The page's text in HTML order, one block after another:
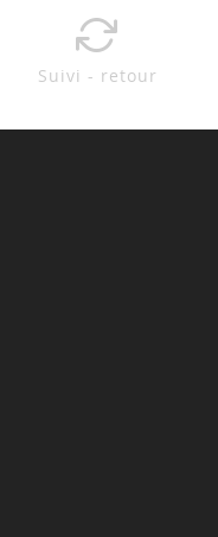
Suivi - retour